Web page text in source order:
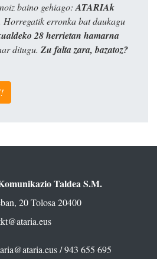
baino gehiago: ATARIAk
Horregatik erronka bat daukagu
28 herrietan hamarna
ditugu. Zu falta zara, bazatoz?
Taldea S.M.
20 Tolosa 20400
/ 943 655 695